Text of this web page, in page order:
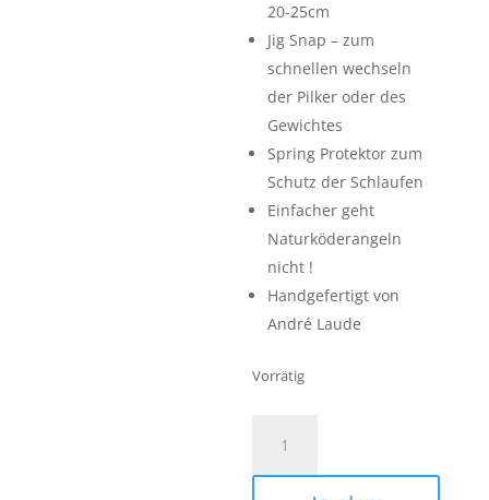
20-25cm
Jig Snap – zum
schnellen wechseln
der Pilker oder des
Gewichtes
Spring Protektor zum
Schutz der Schlaufen
Einfacher geht
Naturköderangeln
nicht !
Handgefertigt von
André Laude
Vorrätig
Pilker
Buzzbait